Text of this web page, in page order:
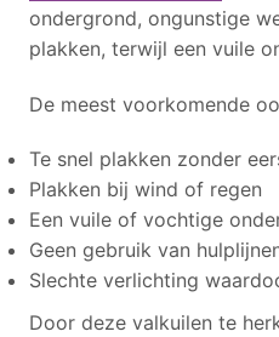
ondergrond, ongunstige
plakken, terwijl een vuile
De meest voorkomende
Te snel plakken zonder
Plakken bij wind of regen
Een vuile of vochtige
Geen gebruik van
Slechte verlichting
Door deze valkuilen te